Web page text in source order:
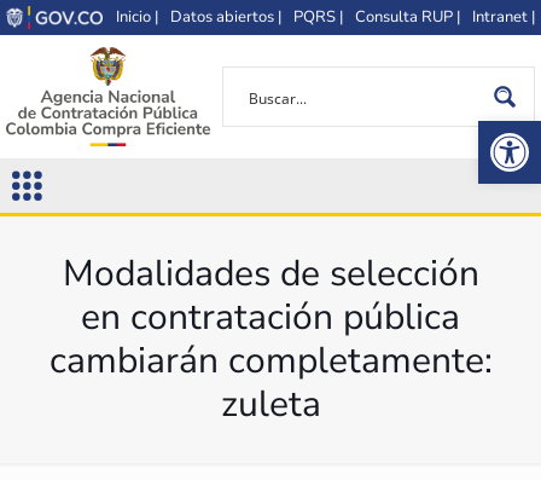
Inicio | Datos abiertos | PQRS | Consulta RUP | Intranet |
Modalidades de selección
en contratación pública
cambiarán completamente:
zuleta